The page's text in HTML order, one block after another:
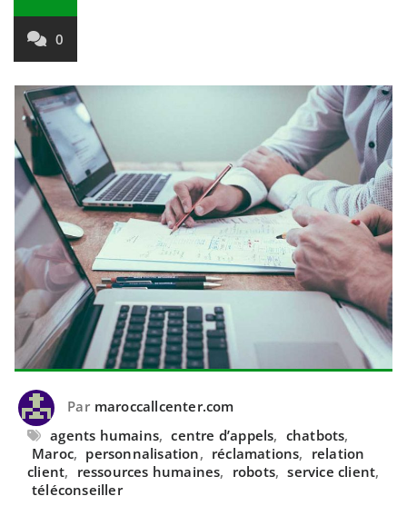
0
Par maroccallcenter.com
agents humains, centre d’appels, chatbots,
Maroc, personnalisation, réclamations, relation
client, ressources humaines, robots, service client,
téléconseiller